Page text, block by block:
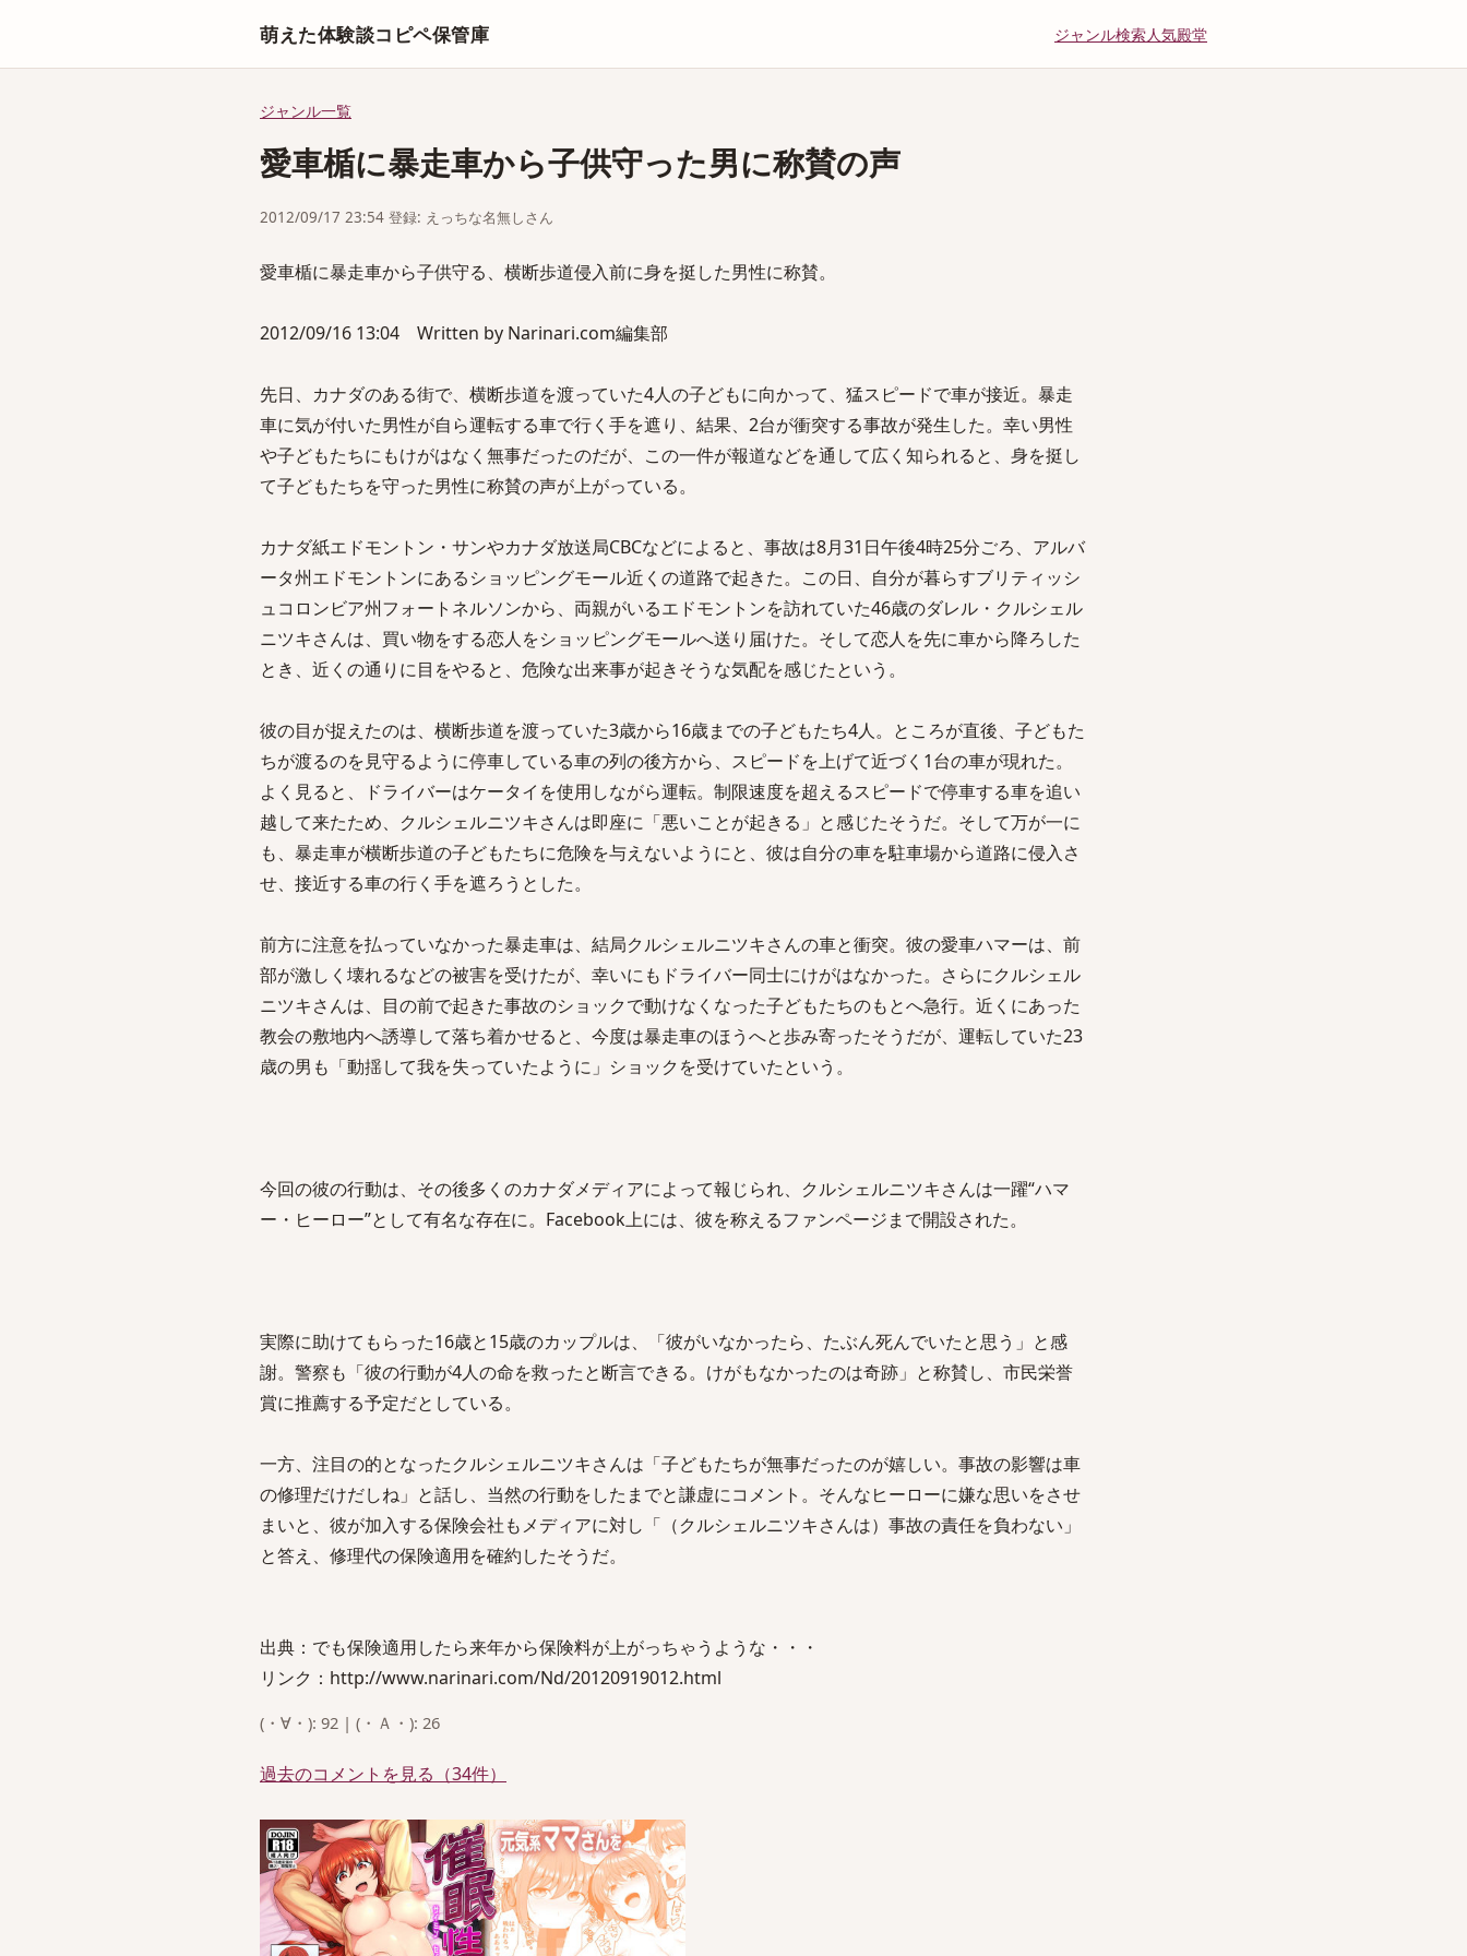
萌えた体験談コピペ保管庫 ジャンル検索人気殿堂
ジャンル一覧
愛車楯に暴走車から子供守った男に称賛の声
2012/09/17 23:54 登録: えっちな名無しさん
愛車楯に暴走車から子供守る、横断歩道侵入前に身を挺した男性に称賛。
2012/09/16 13:04 Written by Narinari.com編集部
先日、カナダのある街で、横断歩道を渡っていた4人の子どもに向かって、猛スピードで車が接近。暴走
車に気が付いた男性が自ら運転する車で行く手を遮り、結果、2台が衝突する事故が発生した。幸い男性
や子どもたちにもけがはなく無事だったのだが、この一件が報道などを通して広く知られると、身を挺し
て子どもたちを守った男性に称賛の声が上がっている。
カナダ紙エドモントン・サンやカナダ放送局CBCなどによると、事故は8月31日午後4時25分ごろ、アルバ
ータ州エドモントンにあるショッピングモール近くの道路で起きた。この日、自分が暮らすブリティッシ
ュコロンビア州フォートネルソンから、両親がいるエドモントンを訪れていた46歳のダレル・クルシェル
ニツキさんは、買い物をする恋人をショッピングモールへ送り届けた。そして恋人を先に車から降ろした
とき、近くの通りに目をやると、危険な出来事が起きそうな気配を感じたという。
彼の目が捉えたのは、横断歩道を渡っていた3歳から16歳までの子どもたち4人。ところが直後、子どもた
ちが渡るのを見守るように停車している車の列の後方から、スピードを上げて近づく1台の車が現れた。
よく見ると、ドライバーはケータイを使用しながら運転。制限速度を超えるスピードで停車する車を追い
越して来たため、クルシェルニツキさんは即座に「悪いことが起きる」と感じたそうだ。そして万が一に
も、暴走車が横断歩道の子どもたちに危険を与えないようにと、彼は自分の車を駐車場から道路に侵入さ
せ、接近する車の行く手を遮ろうとした。
前方に注意を払っていなかった暴走車は、結局クルシェルニツキさんの車と衝突。彼の愛車ハマーは、前
部が激しく壊れるなどの被害を受けたが、幸いにもドライバー同士にけがはなかった。さらにクルシェル
ニツキさんは、目の前で起きた事故のショックで動けなくなった子どもたちのもとへ急行。近くにあった
教会の敷地内へ誘導して落ち着かせると、今度は暴走車のほうへと歩み寄ったそうだが、運転していた23
歳の男も「動揺して我を失っていたように」ショックを受けていたという。
今回の彼の行動は、その後多くのカナダメディアによって報じられ、クルシェルニツキさんは一躍“ハマ
ー・ヒーロー”として有名な存在に。Facebook上には、彼を称えるファンページまで開設された。
実際に助けてもらった16歳と15歳のカップルは、「彼がいなかったら、たぶん死んでいたと思う」と感
謝。警察も「彼の行動が4人の命を救ったと断言できる。けがもなかったのは奇跡」と称賛し、市民栄誉
賞に推薦する予定だとしている。
一方、注目の的となったクルシェルニツキさんは「子どもたちが無事だったのが嬉しい。事故の影響は車
の修理だけだしね」と話し、当然の行動をしたまでと謙虚にコメント。そんなヒーローに嫌な思いをさせ
まいと、彼が加入する保険会社もメディアに対し「（クルシェルニツキさんは）事故の責任を負わない」
と答え、修理代の保険適用を確約したそうだ。
出典：でも保険適用したら来年から保険料が上がっちゃうような・・・
リンク：http://www.narinari.com/Nd/20120919012.html
(・∀・): 92 | (・Ａ・): 26
過去のコメントを見る（34件）